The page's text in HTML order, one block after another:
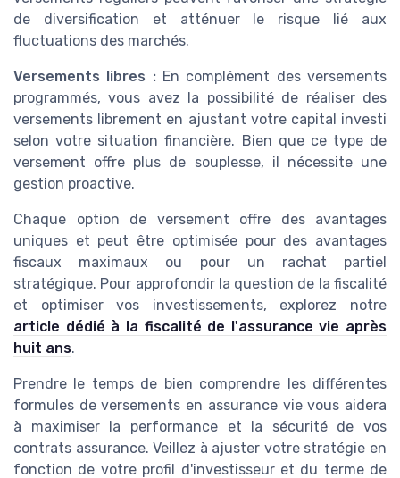
de diversification et atténuer le risque lié aux
fluctuations des marchés.
Versements libres :En complément des versements
programmés, vous avez la possibilité de réaliser des
versements librement en ajustant votre capital investi
selon votre situation financière. Bien que ce type de
versement offre plus de souplesse, il nécessite une
gestion proactive.
Chaque option de versement offre des avantages
uniques et peut être optimisée pour des avantages
fiscaux maximaux ou pour un rachat partiel
stratégique. Pour approfondir la question de la fiscalité
et optimiser vos investissements, explorez notre
article dédié à la fiscalité de l'assurance vie après
huit ans.
Prendre le temps de bien comprendre les différentes
formules de versements en assurance vie vous aidera
à maximiser la performance et la sécurité de vos
contrats assurance. Veillez à ajuster votre stratégie en
fonction de votre profil d'investisseur et du terme de